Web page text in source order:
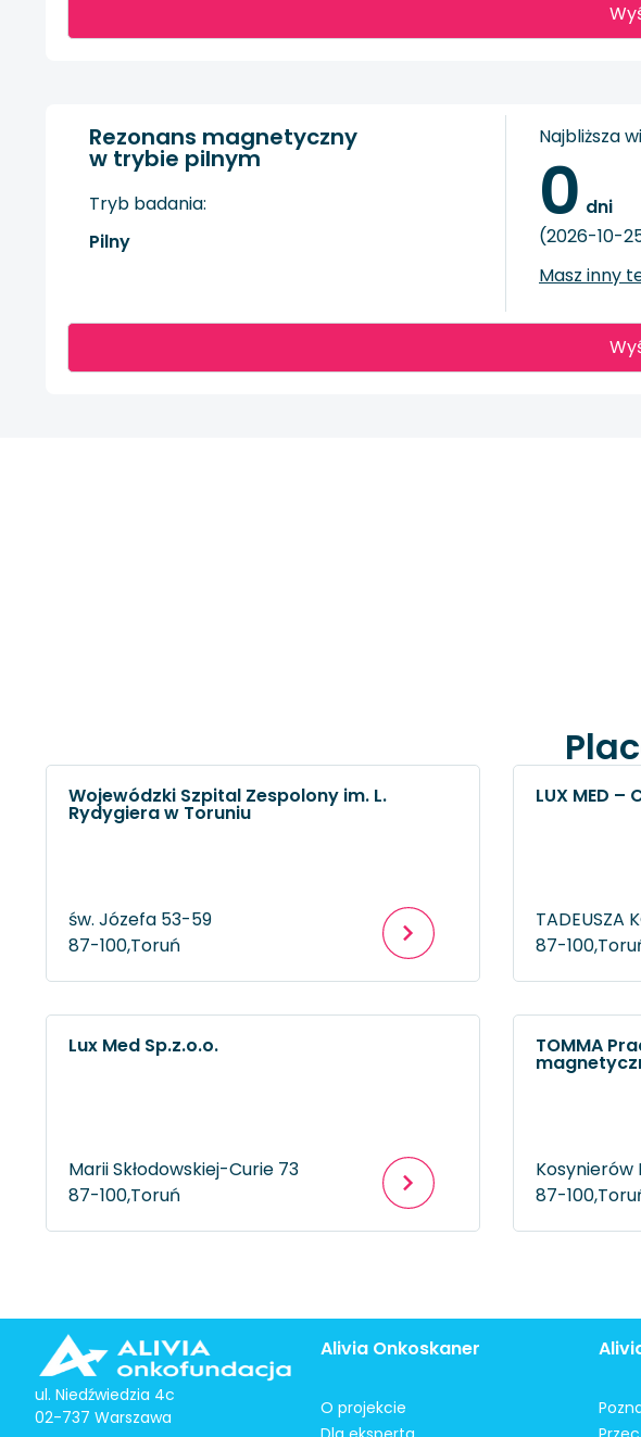
Rezonans magnetyczny
w trybie pilnym
Tryb badania:
Pilny
Najbliższa
0 dni
(2026-10-
Masz inny
Wojewódzki Szpital Zespolony im. L.
Rydygiera w Toruniu
św. Józefa 53-59
87-100,Toruń
LUX MED
TADEUSZA
87-100,
Lux Med Sp.z.o.o.
Marii Skłodowskiej-Curie 73
87-100,Toruń
TOMMA
Kosynierów
87-100,
ul. Niedźwiedzia 4c
02-737 Warszawa
Alivia Onkoskaner
O projekcie